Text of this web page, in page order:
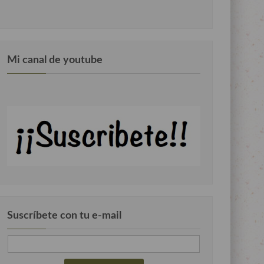
Mi canal de youtube
Suscríbete con tu e-mail